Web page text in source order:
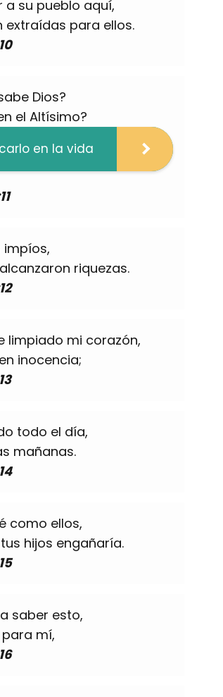
a su pueblo aquí,
extraídas para ellos.
Dios?
el Altísimo?
en la vida
impíos,
riquezas.
limpiado mi corazón,
inocencia;
todo el día,
mañanas.
como ellos,
hijos engañaría.
saber esto,
mí,